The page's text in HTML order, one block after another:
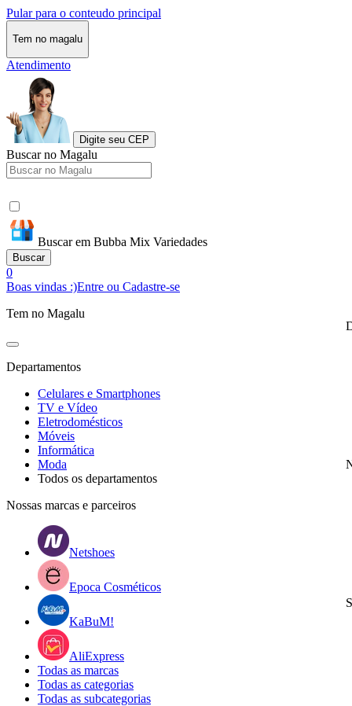
Pular para o conteudo principal
Tem no magalu
Atendimento
Digite seu CEP
Buscar no Magalu
Buscar em Bubba Mix Variedades
Buscar
0
Boas vindas :)Entre ou Cadastre-se
Tem no Magalu
Departamentos
Celulares e Smartphones
TV e Vídeo
Eletrodomésticos
Móveis
Informática
Moda
Todos os departamentos
Nossas marcas e parceiros
Netshoes
Epoca Cosméticos
KaBuM!
AliExpress
Todas as marcas
Todas as categorias
Todas as subcategorias